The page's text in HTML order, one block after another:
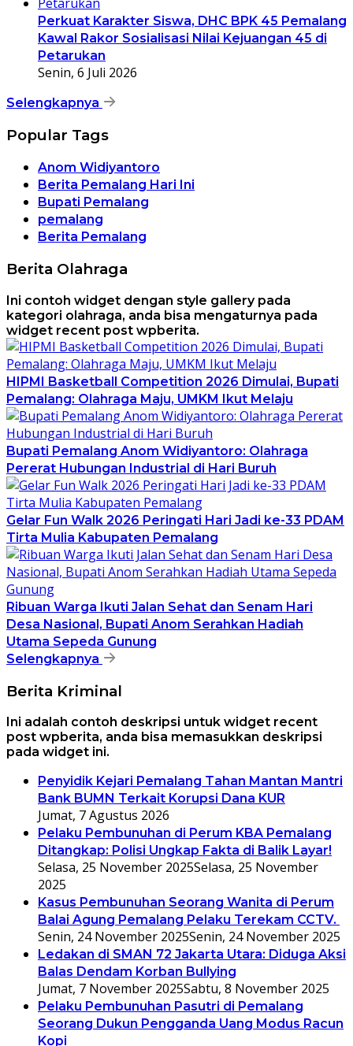
Perkuat Karakter Siswa, DHC BPK 45 Pemalang
Kawal Rakor Sosialisasi Nilai Kejuangan 45 di
Petarukan
Senin, 6 Juli 2026
Selengkapnya
Popular Tags
Anom Widiyantoro
Berita Pemalang Hari Ini
Bupati Pemalang
pemalang
Berita Pemalang
Berita Olahraga
Ini contoh widget dengan style gallery pada
kategori olahraga, anda bisa mengaturnya pada
widget recent post wpberita.
HIPMI Basketball Competition 2026 Dimulai, Bupati
Pemalang: Olahraga Maju, UMKM Ikut Melaju
Bupati Pemalang Anom Widiyantoro: Olahraga
Pererat Hubungan Industrial di Hari Buruh
Gelar Fun Walk 2026 Peringati Hari Jadi ke-33 PDAM
Tirta Mulia Kabupaten Pemalang
Ribuan Warga Ikuti Jalan Sehat dan Senam Hari
Desa Nasional, Bupati Anom Serahkan Hadiah
Utama Sepeda Gunung
Selengkapnya
Berita Kriminal
Ini adalah contoh deskripsi untuk widget recent
post wpberita, anda bisa memasukkan deskripsi
pada widget ini.
Penyidik Kejari Pemalang Tahan Mantan Mantri
Bank BUMN Terkait Korupsi Dana KUR
Jumat, 7 Agustus 2026
Pelaku Pembunuhan di Perum KBA Pemalang
Ditangkap: Polisi Ungkap Fakta di Balik Layar!
Selasa, 25 November 2025Selasa, 25 November
2025
Kasus Pembunuhan Seorang Wanita di Perum
Balai Agung Pemalang Pelaku Terekam CCTV.
Senin, 24 November 2025Senin, 24 November 2025
Ledakan di SMAN 72 Jakarta Utara: Diduga Aksi
Balas Dendam Korban Bullying
Jumat, 7 November 2025Sabtu, 8 November 2025
Pelaku Pembunuhan Pasutri di Pemalang
Seorang Dukun Pengganda Uang Modus Racun
Kopi